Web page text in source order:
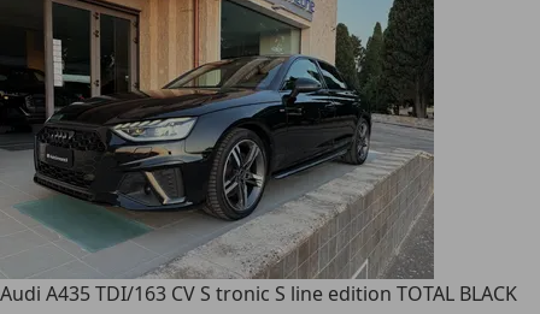
Audi A435 TDI/163 CV S tronic S line edition TOTAL BLACK